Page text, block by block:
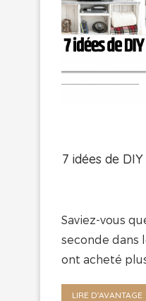
7 idées de
Saviez-vous
seconde dans
ont acheté
LIRE D'AVANTAGE